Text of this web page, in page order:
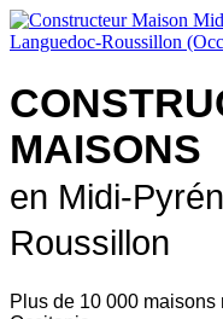
MAISONS
en Midi-
Roussillon
Plus de 10 000 maisons